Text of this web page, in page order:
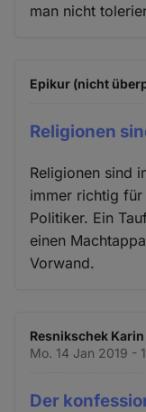
man nicht
Epikur (nicht
Religionen
Religionen sind
immer richtig
Politiker. Ein
einen
Vorwand.
Resnikschek
Mo. 14 Jan 2019 -
Der